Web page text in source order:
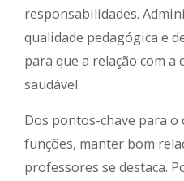
responsabilidades.
qualidade pedagógica e
para que a relação com a
saudável.
Dos pontos-chave para o
funções, manter bom
professores se destaca.